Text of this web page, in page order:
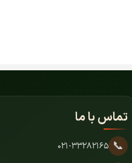
تماس با ما
📞 ۰۲۱-۳۳۲۸۲۱۶۵